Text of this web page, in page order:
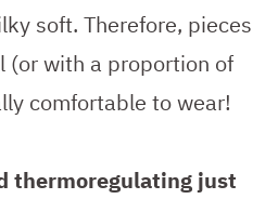
soft. Therefore, pieces
(or with a proportion of
comfortable to wear!
thermoregulating just